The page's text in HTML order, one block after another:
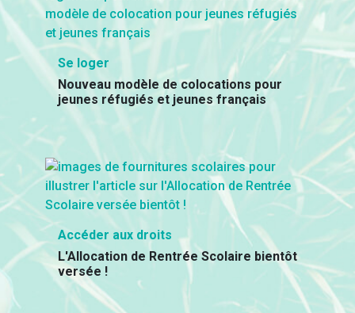
Se loger
Nouveau modèle de colocations pour
jeunes réfugiés et jeunes français
Accéder aux droits
L'Allocation de Rentrée Scolaire bientôt
versée !